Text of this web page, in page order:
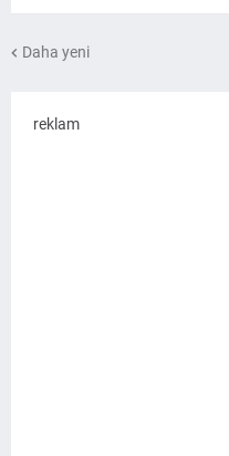
Daha yeni
reklam